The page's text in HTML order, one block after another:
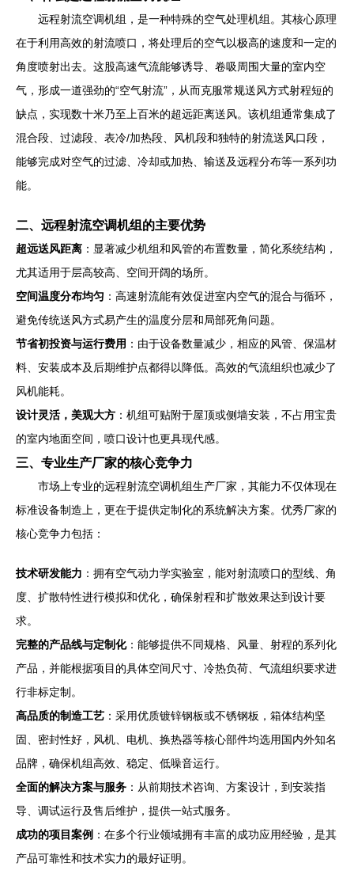
远程射流空调机组，是一种特殊的空气处理机组。其核心原理
在于利用高效的射流喷口，将处理后的空气以极高的速度和一定的
角度喷射出去。这股高速气流能够诱导、卷吸周围大量的室内空
气，形成一道强劲的“空气射流”，从而克服常规送风方式射程短的
缺点，实现数十米乃至上百米的超远距离送风。该机组通常集成了
混合段、过滤段、表冷/加热段、风机段和独特的射流送风口段，
能够完成对空气的过滤、冷却或加热、输送及远程分布等一系列功
能。
二、远程射流空调机组的主要优势
超远送风距离 ：显著减少机组和风管的布置数量，简化系统结构，
尤其适用于层高较高、空间开阔的场所。
空间温度分布均匀 ：高速射流能有效促进室内空气的混合与循环，
避免传统送风方式易产生的温度分层和局部死角问题。
节省初投资与运行费用 ：由于设备数量减少，相应的风管、保温材
料、安装成本及后期维护点都得以降低。高效的气流组织也减少了
风机能耗。
设计灵活，美观大方 ：机组可贴附于屋顶或侧墙安装，不占用宝贵
的室内地面空间，喷口设计也更具现代感。
三、专业生产厂家的核心竞争力
市场上专业的远程射流空调机组生产厂家，其能力不仅体现在
标准设备制造上，更在于提供定制化的系统解决方案。优秀厂家的
核心竞争力包括：
技术研发能力 ：拥有空气动力学实验室，能对射流喷口的型线、角
度、扩散特性进行模拟和优化，确保射程和扩散效果达到设计要
求。
完整的产品线与定制化：能够提供不同规格、风量、射程的系列化
产品，并能根据项目的具体空间尺寸、冷热负荷、气流组织要求进
行非标定制。
高品质的制造工艺 ：采用优质镀锌钢板或不锈钢板，箱体结构坚
固、密封性好，风机、电机、换热器等核心部件均选用国内外知名
品牌，确保机组高效、稳定、低噪音运行。
全面的解决方案与服务 ：从前期技术咨询、方案设计，到安装指
导、调试运行及售后维护，提供一站式服务。
成功的项目案例 ：在多个行业领域拥有丰富的成功应用经验，是其
产品可靠性和技术实力的最好证明。